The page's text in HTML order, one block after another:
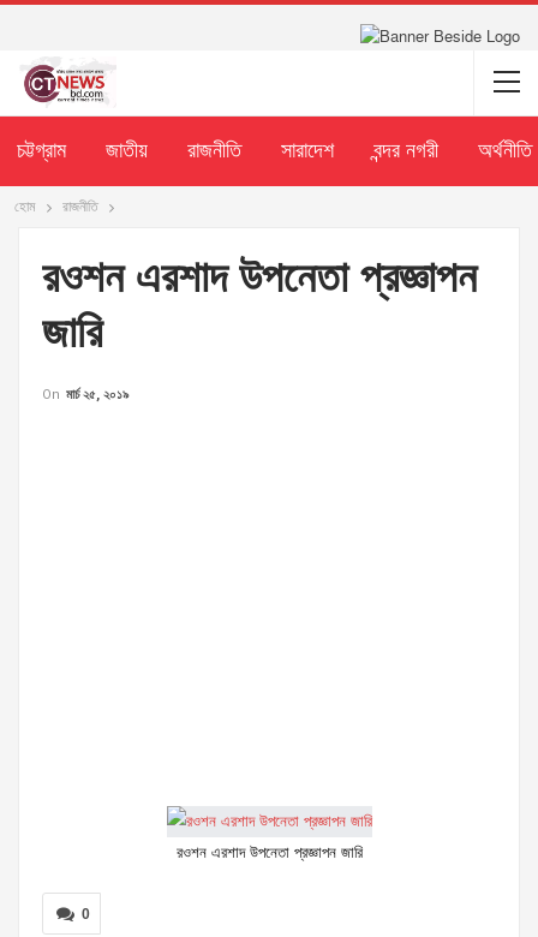
চট্টগ্রাম জাতীয় রাজনীতি সারাদেশ বন্দর নগরী অর্থনীতি
হোম রাজনীতি
রওশন এরশাদ উপনেতা প্রজ্ঞাপন
জারি
On মার্চ ২৫, ২০১৯
রওশন এরশাদ উপনেতা প্রজ্ঞাপন জারি
0